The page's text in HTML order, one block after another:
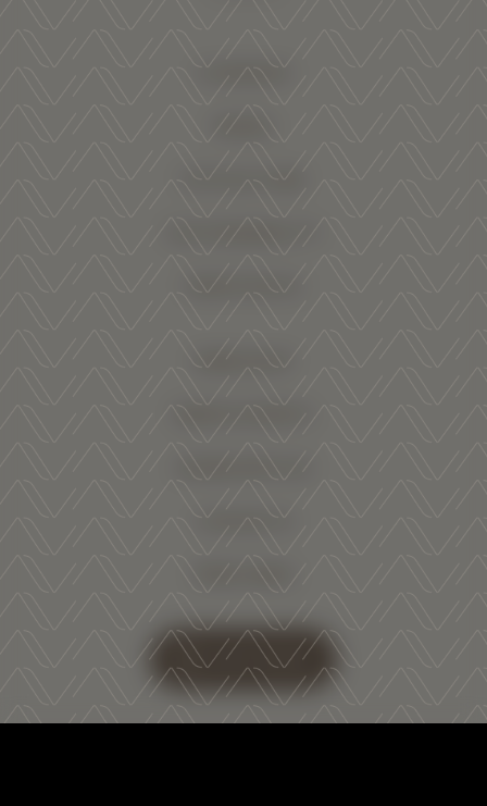
COMPANY
WINES
VITICULTURE
SUSTAINABILITY
TRENTODOC
WINE SHOP
NEWS & EVENTS
WORK WITH US
CONTACTS
PRESS AREA
SHOP ONLINE